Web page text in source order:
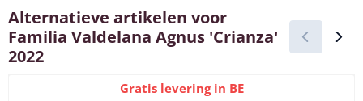
Alternatieve artikelen voor
Familia Valdelana Agnus 'Crianza'
2022
Gratis levering in BE